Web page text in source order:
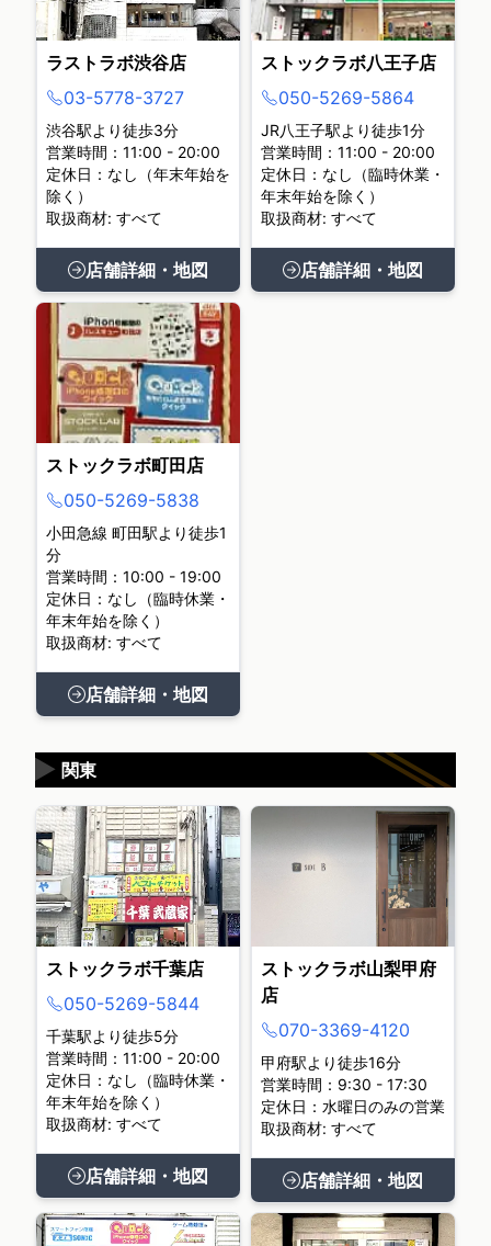
ラストラボ渋谷店
03-5778-3727
渋谷駅より徒歩3分
営業時間：11:00 - 20:00
定休日：なし（年末年始を
除く）
取扱商材: すべて
店舗詳細・地図
ストックラボ八王子店
050-5269-5864
JR八王子駅より徒歩1分
営業時間：11:00 - 20:00
定休日：なし（臨時休業・
年末年始を除く）
取扱商材: すべて
店舗詳細・地図
ストックラボ町田店
050-5269-5838
小田急線 町田駅より徒歩1
分
営業時間：10:00 - 19:00
定休日：なし（臨時休業・
年末年始を除く）
取扱商材: すべて
店舗詳細・地図
関東
▶
ストックラボ千葉店
050-5269-5844
千葉駅より徒歩5分
営業時間：11:00 - 20:00
定休日：なし（臨時休業・
年末年始を除く）
取扱商材: すべて
店舗詳細・地図
ストックラボ山梨甲府
店
070-3369-4120
甲府駅より徒歩16分
営業時間：9:30 - 17:30
定休日：水曜日のみの営業
取扱商材: すべて
店舗詳細・地図